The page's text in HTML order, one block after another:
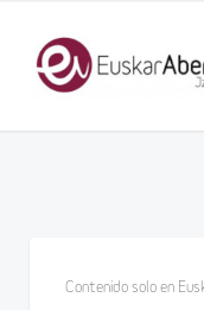
Contenido solo en